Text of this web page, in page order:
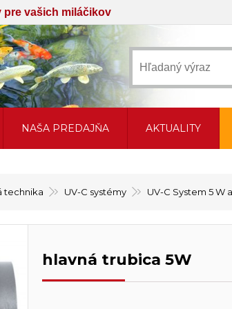
pre vašich miláčikov
technika UV-C systémy UV-C System 5 W
hlavná trubica 5W
NAŠA PREDAJŇA AKTUALITY